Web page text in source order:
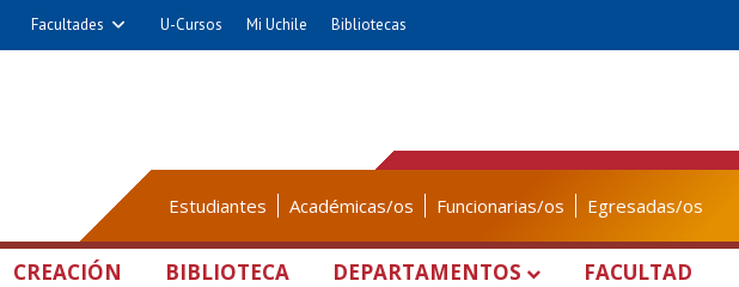
Facultades U-Cursos Mi Uchile Bibliotecas
Estudiantes Académicas/os Funcionarias/os Egresadas/os
CREACIÓN BIBLIOTECA DEPARTAMENTOS FACULTAD